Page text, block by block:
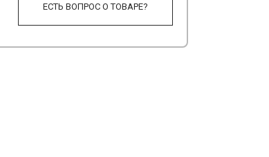
ЕСТЬ ВОПРОС О ТОВАРЕ?